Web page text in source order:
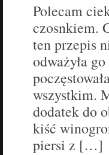
Polecam
czosnkiem.
ten przepis
odważyła
wszystkim.
dodatek do
kiść
piersi z […]